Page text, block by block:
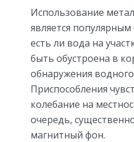
Использование
является
есть ли вода на
быть обустроена в
обнаружения
Приспособления
колебание на
очередь,
магнитный фон.